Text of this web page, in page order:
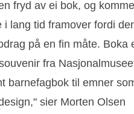
fryd av ei bok, og
lang tid framover fordi
på en fin måte. Boka
fra
barnefagbok til emner
sier Morten Olsen